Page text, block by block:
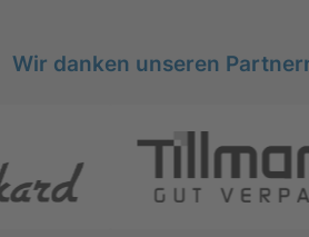
Wir danken unseren